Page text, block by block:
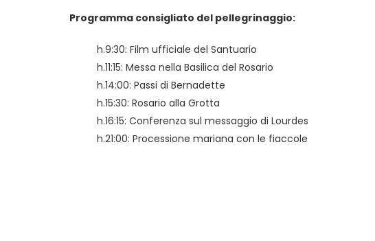
Programma consigliato del pellegrinaggio:
h.9:30: Film ufficiale del Santuario
h.11:15: Messa nella Basilica del Rosario
h.14:00: Passi di Bernadette
h.15:30: Rosario alla Grotta
h.16:15: Conferenza sul messaggio di Lourdes
h.21:00: Processione mariana con le fiaccole